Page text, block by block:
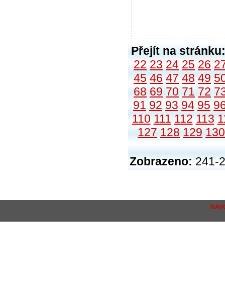
Přejít na stránku:
22 23 24 25 26
45 46 47 48 49
68 69 70 71 72
91 92 93 94 95
110 111 112 113
127 128 129 130
Zobrazeno:241-